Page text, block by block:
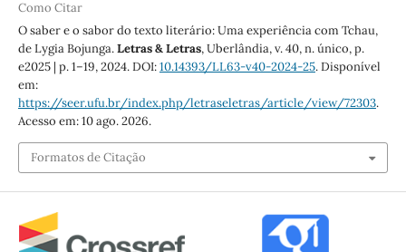
Como Citar
O saber e o sabor do texto literário: Uma experiência com Tchau,
de Lygia Bojunga.Letras & Letras, Uberlândia, v. 40, n. único, p.
e2025 | p. 1–19, 2024. DOI:10.14393/LL63-v40-2024-25. Disponível
em:
https://seer.ufu.br/index.php/letraseletras/article/view/72303.
Acesso em: 10 ago. 2026.
Formatos de Citação